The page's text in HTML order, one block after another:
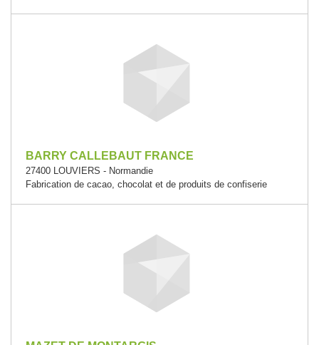
BARRY CALLEBAUT FRANCE
27400 LOUVIERS - Normandie
Fabrication de cacao, chocolat et de produits de confiserie